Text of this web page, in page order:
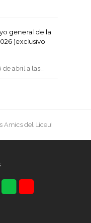
general de la
(exclusivo
de abril a las…
Amics del Liceu!